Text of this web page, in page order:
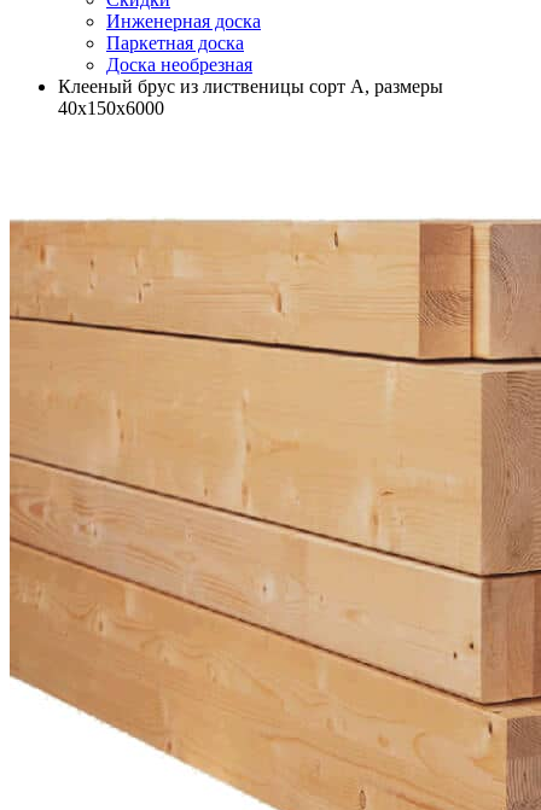
Инженерная доска
Паркетная доска
Доска необрезная
Клееный брус из лиственицы сорт А, размеры
40х150х6000